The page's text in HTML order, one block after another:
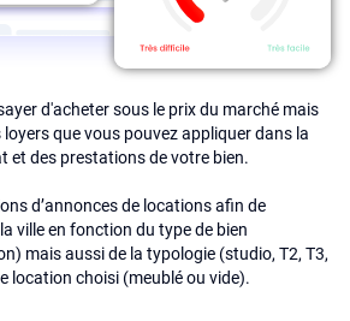
d'acheter sous le prix du marché mais
que vous pouvez appliquer dans la
et des prestations de votre bien.
d’annonces de locations afin de
ville en fonction du type de bien
mais aussi de la typologie (studio, T2, T3,
location choisi (meublé ou vide).